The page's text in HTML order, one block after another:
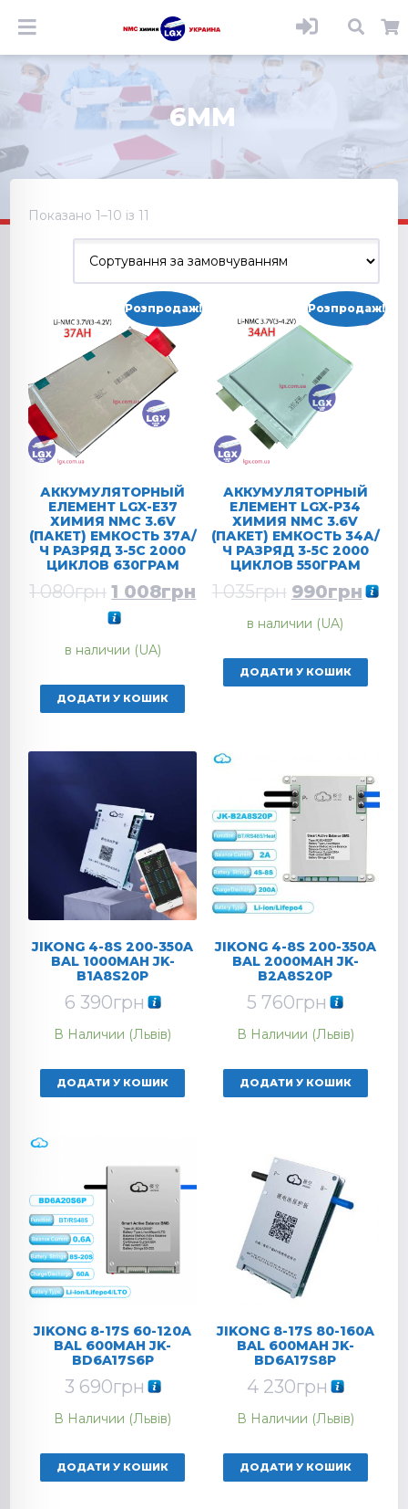
6MM
Показано 1–10 із 11
Розпродаж!
АККУМУЛЯТОРНЫЙ
ЕЛЕМЕНТ LGX-E37
ХИМИЯ NMC 3.6V
(ПАКЕТ) ЕМКОСТЬ 37А/
Ч РАЗРЯД 3-5C 2000
ЦИКЛОВ 630ГРАМ
1 080грн 1 008грн
в наличии (UA)
ДОДАТИ У КОШИК
Розпродаж!
АККУМУЛЯТОРНЫЙ
ЕЛЕМЕНТ LGX-P34
ХИМИЯ NMC 3.6V
(ПАКЕТ) ЕМКОСТЬ 34А/
Ч РАЗРЯД 3-5C 2000
ЦИКЛОВ 550ГРАМ
1 035грн 990грн
в наличии (UA)
ДОДАТИ У КОШИК
JIKONG 4-8S 200-350A
BAL 1000MAH JK-
B1A8S20P
6 390грн
В Наличии (Львів)
ДОДАТИ У КОШИК
JIKONG 4-8S 200-350A
BAL 2000MAH JK-
B2A8S20P
5 760грн
В Наличии (Львів)
ДОДАТИ У КОШИК
JIKONG 8-17S 60-120A
BAL 600MAH JK-
BD6A17S6P
3 690грн
В Наличии (Львів)
ДОДАТИ У КОШИК
JIKONG 8-17S 80-160A
BAL 600MAH JK-
BD6A17S8P
4 230грн
В Наличии (Львів)
ДОДАТИ У КОШИК